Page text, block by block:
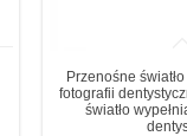
Przenośne
fotografii
światło